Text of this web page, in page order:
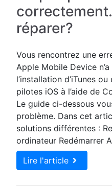
réparer?
Vous rencontrez une
Apple Mobile Device
l’installation d’iTunes
pilotes iOS à l’aide de
Le guide ci-dessous
problème. Dans cet
solutions différentes :
ordinateur Redémarrer
Lire l'article